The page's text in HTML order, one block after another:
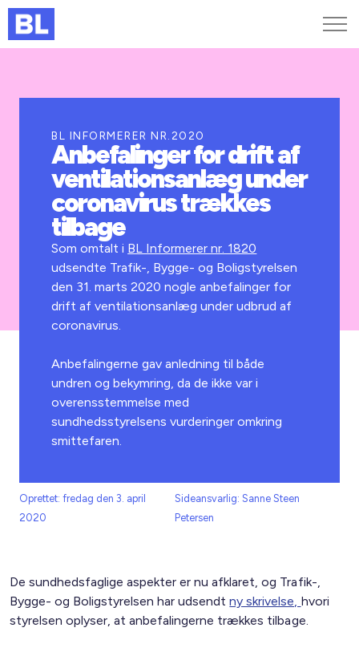
Kurser og arrangementer
Jobportalen
BL INFORMERER NR.2020
Anbefalinger for drift af
ventilationsanlæg under
coronavirus trækkes
tilbage
Som omtalt i BL Informerer nr. 1820
udsendte Trafik-, Bygge- og Boligstyrelsen
den 31. marts 2020 nogle anbefalinger for
drift af ventilationsanlæg under udbrud af
coronavirus.
Anbefalingerne gav anledning til både
undren og bekymring, da de ikke var i
overensstemmelse med
sundhedsstyrelsens vurderinger omkring
smittefaren.
Oprettet: fredag den 3. april
2020
Sideansvarlig: Sanne Steen
Petersen
De sundhedsfaglige aspekter er nu afklaret, og Trafik-,
Bygge- og Boligstyrelsen har udsendtny skrivelse, hvori
styrelsen oplyser, at anbefalingerne trækkes tilbage.